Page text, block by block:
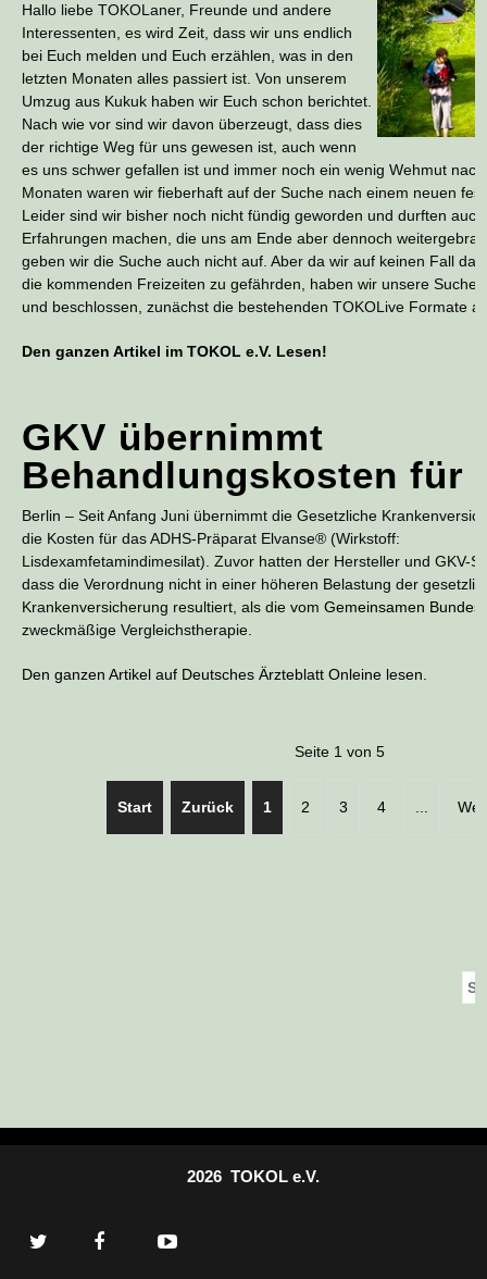
Hallo liebe TOKOLaner, Freunde und andere
Interessenten, es wird Zeit, dass wir uns endlich
bei Euch melden und Euch erzählen, was in den
letzten Monaten alles passiert ist. Von unserem
Umzug aus Kukuk haben wir Euch schon berichtet.
Nach wie vor sind wir davon überzeugt, dass dies
der richtige Weg für uns gewesen ist, auch wenn
es uns schwer gefallen ist und immer noch ein wenig Wehmut
Monaten waren wir fieberhaft auf der Suche nach einem neuen
Leider sind wir bisher noch nicht fündig geworden und durften
Erfahrungen machen, die uns am Ende aber dennoch
geben wir die Suche auch nicht auf. Aber da wir auf keinen Fall
die kommenden Freizeiten zu gefährden, haben wir unsere Suche
und beschlossen, zunächst die bestehenden TOKOLive Formate
Den ganzen Artikel im TOKOL e.V. Lesen!
GKV übernimmt
Behandlungskosten für
Berlin – Seit Anfang Juni übernimmt dieGesetzliche
die Kosten für das ADHS-Präparat Elvanse® (Wirkstoff:
Lisdexamfetamindimesilat). Zuvor hatten der Hersteller und GKV-
dass die Verordnung nicht in einer höheren Belastung der
Krankenversicherung resultiert, als die vomGemeinsamen
zweckmäßige Vergleichstherapie.
Den ganzen Artikel auf Deutsches Ärzteblatt Onleine lesen.
Seite 1 von 5
Start Zurück 1 2 3 4 ...
2026 TOKOL e.V.